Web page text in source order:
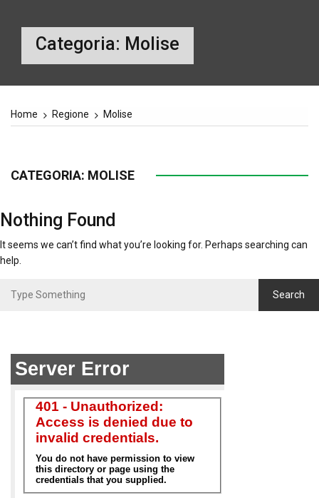
Categoria: Molise
Home Regione Molise
CATEGORIA: MOLISE
Nothing Found
It seems we can’t find what you’re looking for. Perhaps searching can
help.
for: